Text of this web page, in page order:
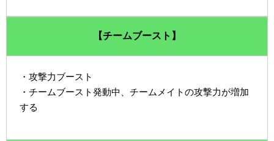
【チームブースト】
・攻撃力ブースト
・チームブースト発動中、チームメイトの攻撃力が増加
する